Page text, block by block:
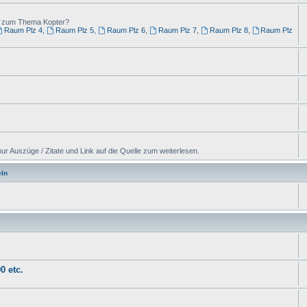
Thema Kopter?
Raum Plz 4 Raum Plz 5 Raum Plz 6, Raum Plz 7, Raum Plz 8,
Raum Plz
Auszüge / Zitate und Link auf die Quelle zum weiterlesen.
etc.